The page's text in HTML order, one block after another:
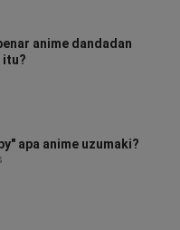
anime dandadan
itu?
apa anime uzumaki?